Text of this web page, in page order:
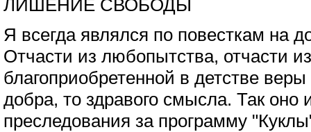
ЛИШЕНИЕ СВОБОДЫ
Я всегда являлся по повесткам на
Отчасти из любопытства, отчасти
благоприобретенной в детстве
добра, то здравого смысла. Так оно
преследования за программу